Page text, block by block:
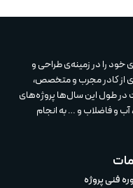
1393 فعالیت حرفه‌ای خود را در زمینه‌ی طراحی و
از کادر مجرب و متخصص،
در طول این سال‌ها پروژه‌های
و فاضلاب و … به انجام
فنی پروژه